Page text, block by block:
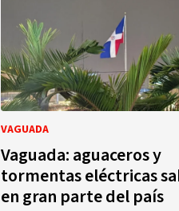
VAGUADA
Vaguada: aguaceros y
tormentas eléctricas
en gran parte del país